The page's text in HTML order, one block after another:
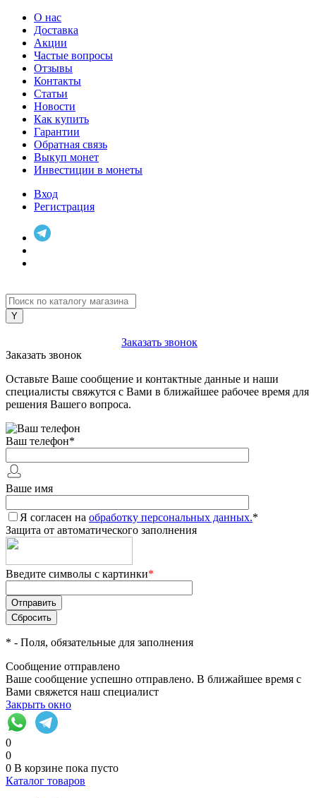
О нас
Доставка
Акции
Частые вопросы
Отзывы
Контакты
Статьи
Новости
Как купить
Гарантии
Обратная связь
Выкуп монет
Инвестиции в монеты
Вход
Регистрация
Заказать звонок
Заказать звонок
Оставьте Ваше сообщение и контактные данные и наши
специалисты свяжутся с Вами в ближайшее рабочее время для
решения Вашего вопроса.
Ваш телефон*
Ваше имя
Я согласен на обработку персональных данных.*
Защита от автоматического заполнения
Введите символы с картинки*
* - Поля, обязательные для заполнения
Сообщение отправлено
Ваше сообщение успешно отправлено. В ближайшее время с
Вами свяжется наш специалист
Закрыть окно
0
0
0 В корзине пока пусто
Каталог товаров